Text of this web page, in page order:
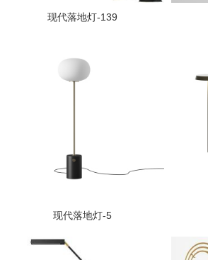
现代落地灯-139
现代落地灯-5